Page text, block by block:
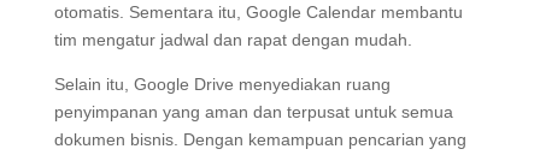
otomatis. Sementara itu, Google Calendar membantu
tim mengatur jadwal dan rapat dengan mudah.
Selain itu, Google Drive menyediakan ruang
penyimpanan yang aman dan terpusat untuk semua
dokumen bisnis. Dengan kemampuan pencarian yang